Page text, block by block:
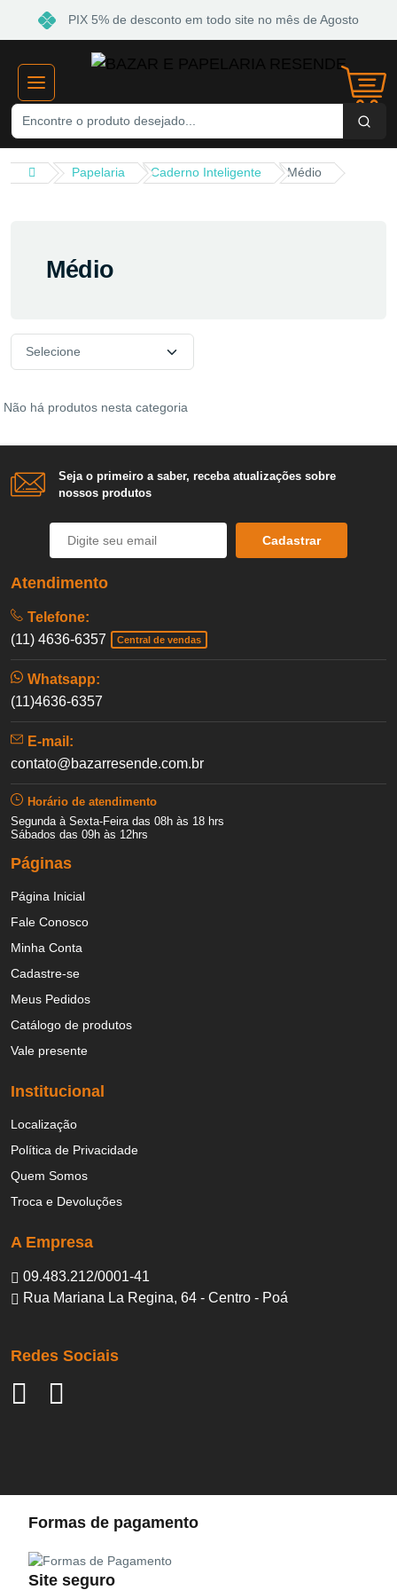
PIX 5% de desconto em todo site no mês de Agosto
Papelaria Caderno Inteligente Médio
Médio
Não há produtos nesta categoria
Seja o primeiro a saber, receba atualizações sobre
nossos produtos
Cadastrar
Atendimento
Telefone:
(11) 4636-6357
Central de vendas
Whatsapp:
(11)4636-6357
E-mail:
contato@bazarresende.com.br
Horário de atendimento
Segunda à Sexta-Feira das 08h às 18 hrs
Sábados das 09h às 12hrs
Páginas
Página Inicial
Fale Conosco
Minha Conta
Cadastre-se
Meus Pedidos
Catálogo de produtos
Vale presente
Institucional
Localização
Política de Privacidade
Quem Somos
Troca e Devoluções
A Empresa
09.483.212/0001-41
Rua Mariana La Regina, 64 - Centro - Poá
Redes Sociais
Formas de pagamento
Site seguro